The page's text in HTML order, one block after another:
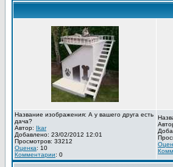
Название изображения: А у вашего друга есть
дача?
Автор: Ikar
Добавлено: 23/02/2012 12:01
Просмотров: 33212
Оценка: 10
Комментарии: 0